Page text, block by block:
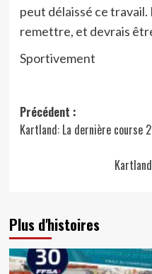
peut délaissé ce travail.
remettre, et devrais
Sportivement
Navigation
d’article
Précédent :
Kartland: La dernière course
Plus d'histoires